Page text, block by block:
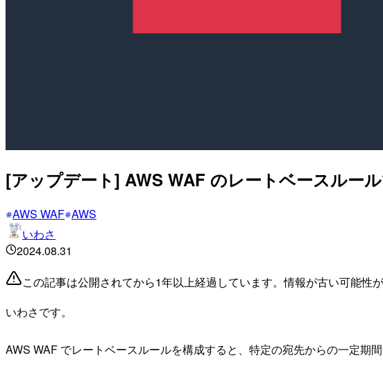
[アップデート] AWS WAF のレートベースルー
AWS WAF AWS
いわさ
2024.08.31
この記事は公開されてから1年以上経過しています。情報が古い可能性
いわさです。
AWS WAF でレートベースルールを構成すると、特定の宛先からの一定期